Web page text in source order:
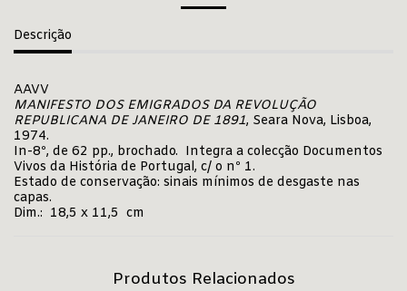
Descrição
AAVV
MANIFESTO DOS EMIGRADOS DA REVOLUÇÃO
REPUBLICANA DE JANEIRO DE 1891, Seara Nova, Lisboa,
1974.
In-8º, de 62 pp., brochado. Integra a colecção Documentos
Vivos da História de Portugal, c/ o nº 1.
Estado de conservação: sinais mínimos de desgaste nas
capas.
Dim.: 18,5 x 11,5 cm
Produtos Relacionados